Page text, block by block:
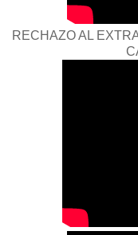
RECHAZO AL